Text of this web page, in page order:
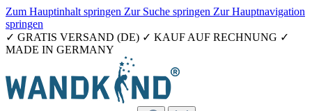
Zum Hauptinhalt springen Zur Suche springen Zur Hauptnavigation
springen
✓ GRATIS VERSAND (DE) ✓ KAUF AUF RECHNUNG ✓
MADE IN GERMANY